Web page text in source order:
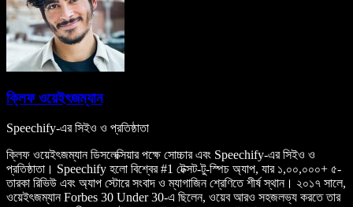
ক্লিফ ওয়েইৎজম্যান
Speechify-এর সিইও ও প্রতিষ্ঠাতা
ক্লিফ ওয়েইৎজম্যান ডিসলেক্সিয়ার পক্ষে সোচ্চার এবং Speechify-এর সিইও ও
প্রতিষ্ঠাতা। Speechify হলো বিশ্বের #1 টেক্সট-টু-স্পিচ অ্যাপ, যার ১,০০,০০০+ ৫-
তারকা রিভিউ এবং অ্যাপ স্টোরে সংবাদ ও ম্যাগাজিন শ্রেণিতে শীর্ষ স্থান। ২০১৭ সালে,
ওয়েইৎজম্যান Forbes 30 Under 30-এ ছিলেন, ওয়েব আরও সহজলভ্য করতে তার